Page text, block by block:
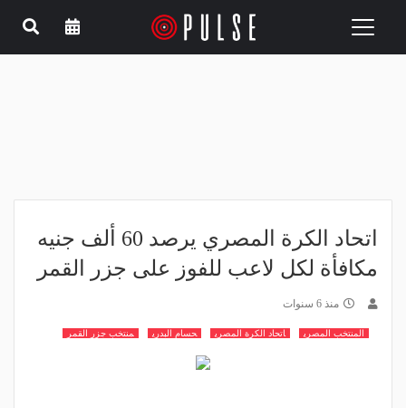
Toggle
اتحاد الكرة المصري يرصد 60 ألف جنيه
مكافأة لكل لاعب للفوز على جزر القمر
منذ 6 سنوات
المنتخب المصري اتحاد الكرة المصري حسام البدري منتخب جزر القمر